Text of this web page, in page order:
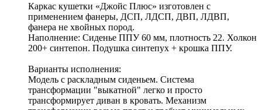
Каркас кушетки «Джойс Плюс» изготовлен с
применением фанеры, ДСП, ЛДСП, ДВП, ЛДВП,
фанера не хвойных пород.
Наполнение: Сиденье ППУ 60 мм, плотность 22. Холкон
200+ синтепон. Подушка синтепух + крошка ППУ.
Варианты исполнения:
Модель с раскладным сиденьем. Система
трансформации "выкатной" легко и просто
трансформирует диван в кровать. Механизм